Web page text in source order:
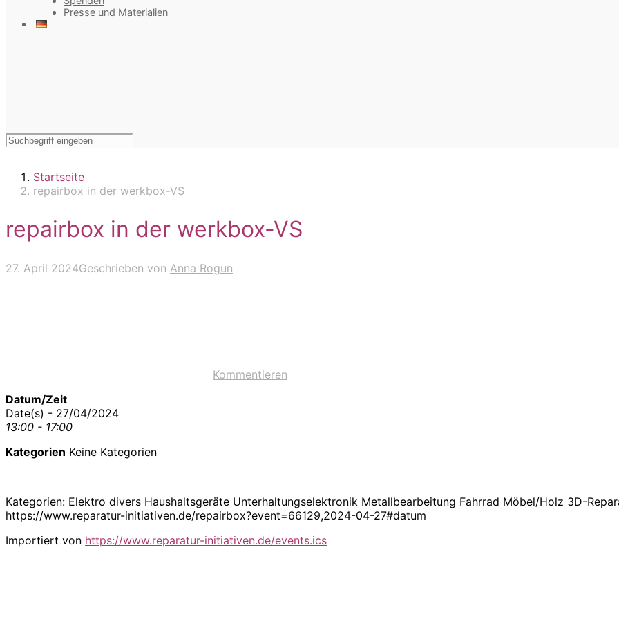
Presse und Materialien
Startseite
repairbox in der werkbox-VS
repairbox in der werkbox-VS
27. April 2024Geschrieben von Anna Rogun
Kommentieren
Datum/Zeit
Date(s) - 27/04/2024
13:00 - 17:00
Kategorien Keine Kategorien
Kategorien: Elektro divers Haushaltsgeräte Unterhaltungselektronik Metallbearbeitung Fahrrad Möbel/Holz 3D-
https://www.reparatur-initiativen.de/repairbox?event=66129,2024-04-27#datum
Importiert von https://www.reparatur-initiativen.de/events.ics